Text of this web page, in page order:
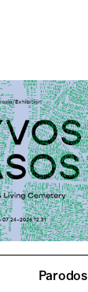
Parodos